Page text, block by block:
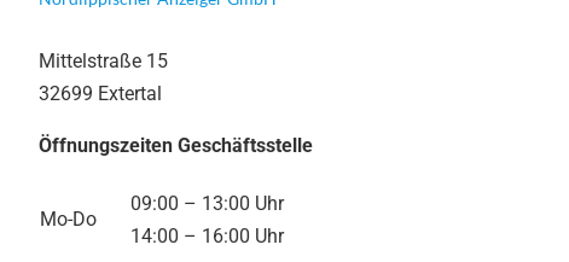
Mittelstraße 15
32699 Extertal
Öffnungszeiten Geschäftsstelle
Mo-Do
09:00 – 13:00 Uhr
14:00 – 16:00 Uhr